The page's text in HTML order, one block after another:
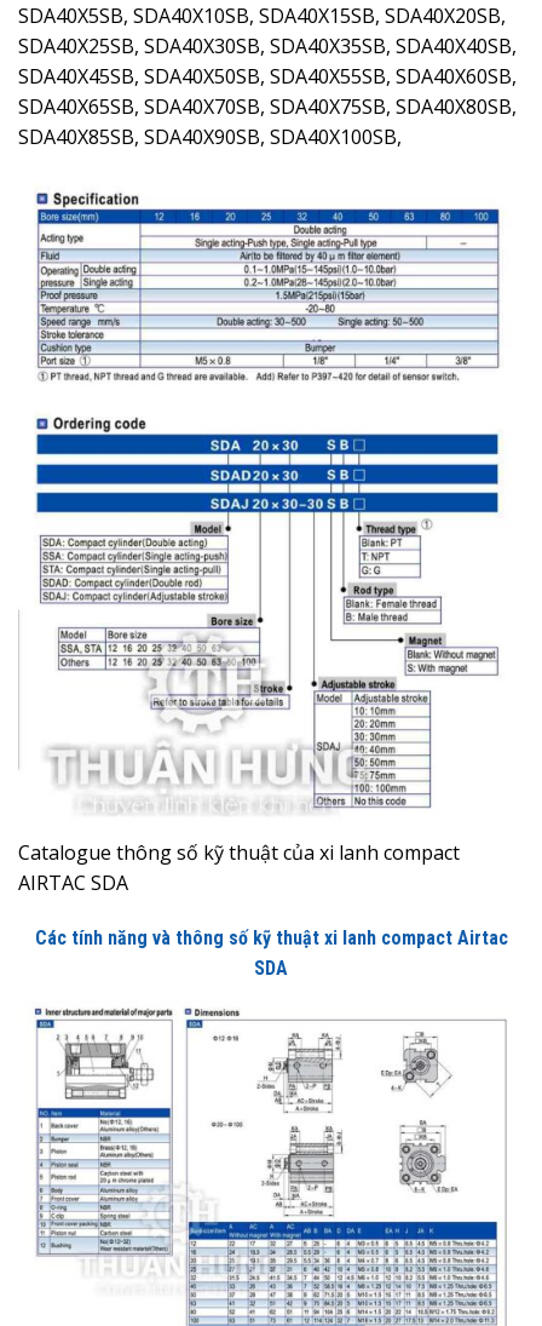
SDA40X5SB, SDA40X10SB, SDA40X15SB, SDA40X20SB,
SDA40X25SB, SDA40X30SB, SDA40X35SB, SDA40X40SB,
SDA40X45SB, SDA40X50SB, SDA40X55SB, SDA40X60SB,
SDA40X65SB, SDA40X70SB, SDA40X75SB, SDA40X80SB,
SDA40X85SB, SDA40X90SB, SDA40X100SB,
Catalogue thông số kỹ thuật của xi lanh compact
AIRTAC SDA
Các tính năng và thông số kỹ thuật xi lanh compact Airtac
SDA